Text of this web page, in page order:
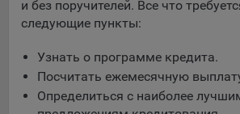
Сайта, исходя из предпочтений
материалов по наиболее
назначению для каждого конкретного
Компании, которым мы поручаем
и без поручителей. Все что
следующие пункты:
Узнать о программе кредита.
Посчитать ежемесячную
Определиться с наиболее